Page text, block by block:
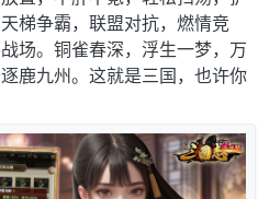
梯争霸，联盟对抗，燃情竞
场。铜雀春深，浮生一梦，万
鹿九州。这就是三国，也许你